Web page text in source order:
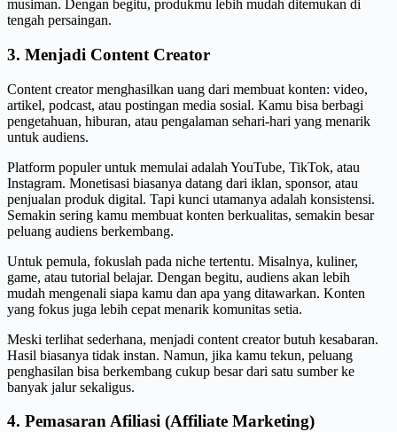
musiman. Dengan begitu, produkmu lebih mudah ditemukan di
tengah persaingan.
3. Menjadi Content Creator
Content creator menghasilkan uang dari membuat konten: video,
artikel, podcast, atau postingan media sosial. Kamu bisa berbagi
pengetahuan, hiburan, atau pengalaman sehari-hari yang menarik
untuk audiens.
Platform populer untuk memulai adalah YouTube, TikTok, atau
Instagram. Monetisasi biasanya datang dari iklan, sponsor, atau
penjualan produk digital. Tapi kunci utamanya adalah konsistensi.
Semakin sering kamu membuat konten berkualitas, semakin besar
peluang audiens berkembang.
Untuk pemula, fokuslah pada niche tertentu. Misalnya, kuliner,
game, atau tutorial belajar. Dengan begitu, audiens akan lebih
mudah mengenali siapa kamu dan apa yang ditawarkan. Konten
yang fokus juga lebih cepat menarik komunitas setia.
Meski terlihat sederhana, menjadi content creator butuh kesabaran.
Hasil biasanya tidak instan. Namun, jika kamu tekun, peluang
penghasilan bisa berkembang cukup besar dari satu sumber ke
banyak jalur sekaligus.
4. Pemasaran Afiliasi (Affiliate Marketing)